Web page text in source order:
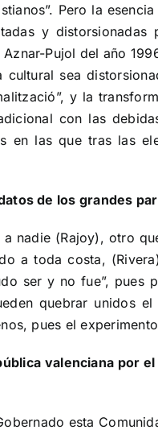
Pero la
y
Pujol del año
cultural sea
y la
con las
en las que tras las
de los grandes
nadie (Rajoy), otro
a toda costa,
ser y no fue”,
quebrar unidos
pues el
valenciana por
esta